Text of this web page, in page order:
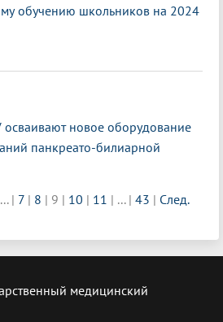
обучению школьников на 2024
новое оборудование
панкреато-билиарной
... | 7 | 8 | 9 | 10 | 11 | ... | 43 | След.
медицинский